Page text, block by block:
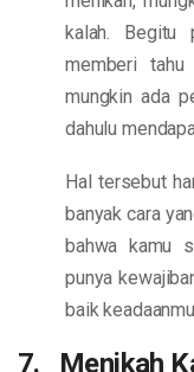
kalah. Begitu
memberi tahu
mungkin ada
dahulu
Hal tersebut
banyak cara
bahwa kamu
punya
baik
7. Menikah